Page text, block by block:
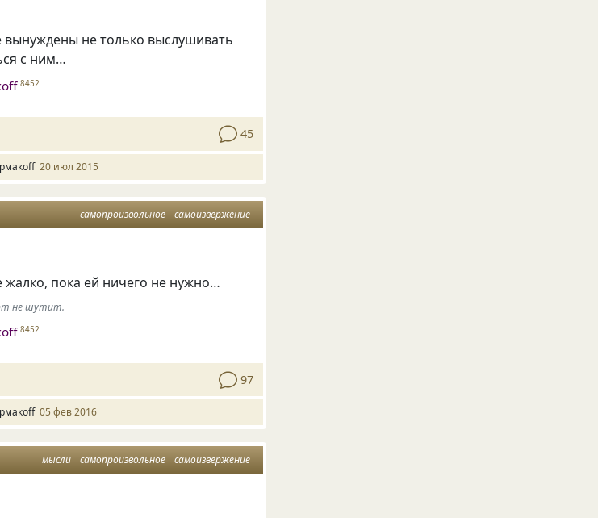
не только выслушивать
с ним…
8452
45
20 июл 2015
самопроизвольное самоизвержение
пока ей ничего не нужно…
не шутит.
8452
97
05 фев 2016
мысли самопроизвольное самоизвержение